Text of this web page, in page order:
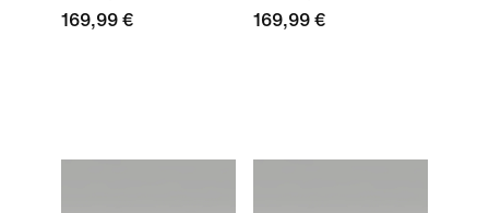
169,99 €
169,99 €